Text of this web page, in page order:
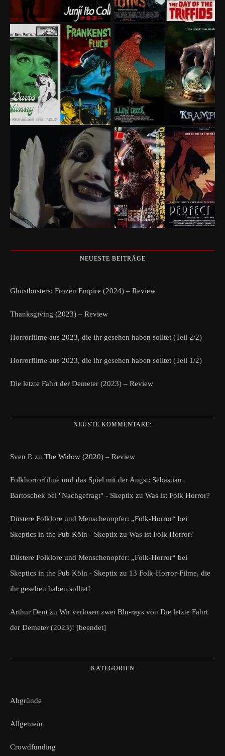
NEUESTE BEITRÄGE
Ghostbusters: Frozen Empire (2024) – Review
Thanksgiving (2023) – Review
Horrorfilme aus 2023, die ihr gesehen haben solltet (Teil 2/2)
Horrorfilme aus 2023, die ihr gesehen haben solltet (Teil 1/2)
Die letzte Fahrt der Demeter (2023) – Review
NEUSTE KOMMENTARE:
Sven P. zu The Widow (2020) – Review
Folkhorrorfilme und das Spiel mit der Angst: Sebastian
Bartoschek bei "Nachgefragt" - Skeptix zu Was ist Folk Horror?
Düstere Folklore und Menschenopfer: „Folk-Horror“ bei
Skeptics in the Pub Köln - Skeptix zu Was ist Folk Horror?
Düstere Folklore und Menschenopfer: „Folk-Horror“ bei
Skeptics in the Pub Köln - Skeptix zu 13 Folk-Horror-Filme, die
ihr gesehen haben solltet!
Arthur Dent zu Wir verlosen zwei Blu-rays von Die letzte Fahrt
der Demeter (2023)! [beendet]
KATEGORIEN
Abgründe
Allgemein
Crowdfunding